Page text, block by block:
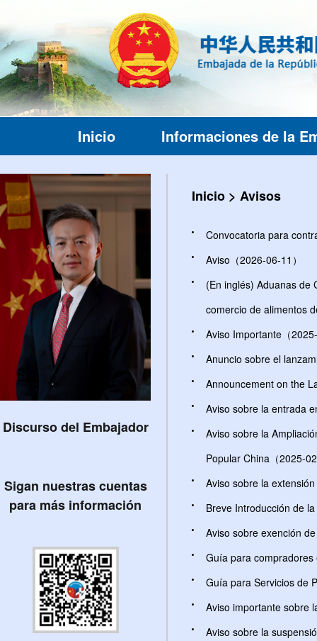
Inicio Informaciones de la
Discurso del Embajador
Sigan nuestras cuentas
para más información
Inicio > Avisos
Convocatoria para
Aviso（2026-06-11）
(En inglés) Aduanas de
comercio de alimentos
Aviso Importante（
Anuncio sobre el
Announcement on the
Aviso sobre la entrada
Aviso sobre la
Popular China（2025-
Aviso sobre la
Breve Introducción de
Aviso sobre exención
Guía para compradores
Guía para Servicios de
Aviso importante sobre
Aviso sobre la